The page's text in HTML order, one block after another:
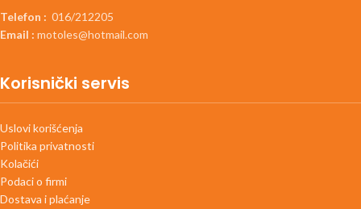
Telefon : 016/212205
Email : motoles@hotmail.com
Korisnički servis
Uslovi korišćenja
Politika privatnosti
Kolačići
Podaci o firmi
Dostava i plaćanje